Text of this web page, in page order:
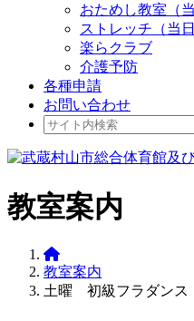
おためし教室（
ストレッチ（当
楽らクラブ
介護予防
各種申請
お問い合わせ
教室案内
教室案内
土曜 初級フラダンス